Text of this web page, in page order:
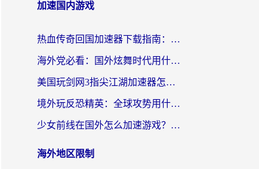
加速国内游戏
热血传奇回国加速器下载指南：海外玩家如何流畅砍怪不卡顿？
海外党必看：国外炫舞时代用什么加速器比较好？解决延迟卡顿的终极方案
美国玩剑网3指尖江湖加速器怎么选？海外党亲测避坑指南
境外玩反恐精英：全球攻势用什么加速器？2026海外玩家亲测实用指南
少女前线在国外怎么加速游戏？海外玩家必看的国服游戏畅玩指南
海外地区限制